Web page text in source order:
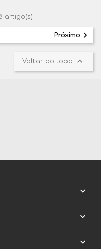
artigo(s)
Próximo 
Voltar ao topo 


